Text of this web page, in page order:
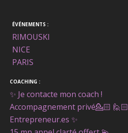
ÉVÉNEMENTS :
RIMOUSKI
NICE
PARIS
COACHING :
✨ Je contacte mon coach !
Accompagnement privé💁🏻 🙋🏻
Entrepreneur.es ✨